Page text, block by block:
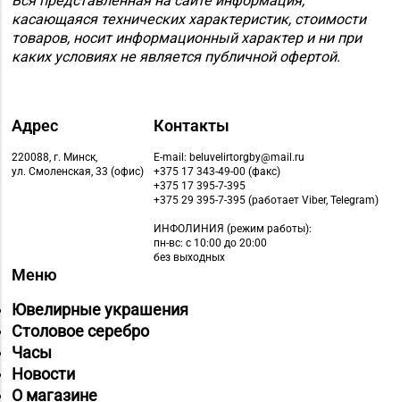
касающаяся технических характеристик, стоимости
товаров, носит информационный характер и ни при
каких условиях не является публичной офертой.
Адрес
220088, г. Минск,
ул. Смоленская, 33 (офис)
Контакты
E-mail: beluvelirtorgby@mail.ru
+375 17 343-49-00 (факс)
+375 17 395-7-395
+375 29 395-7-395 (работает Viber, Telegram)
ИНФОЛИНИЯ (режим работы):
пн-вс: с 10:00 до 20:00
без выходных
Меню
Ювелирные украшения
Столовое серебро
Часы
Новости
О магазине